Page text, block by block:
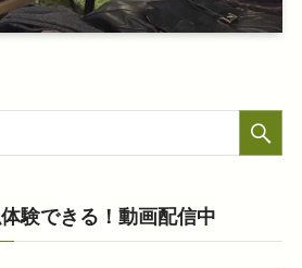
験できる！動画配信中